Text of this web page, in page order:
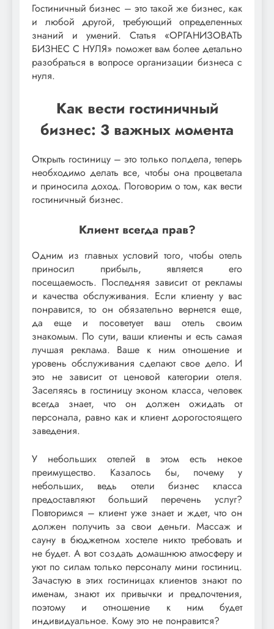
Гостиничный бизнес – это такой же бизнес, как
и любой другой, требующий определенных
знаний и умений. Статья «ОРГАНИЗОВАТЬ
БИЗНЕС С НУЛЯ» поможет вам более детально
разобраться в вопросе организации бизнеса с
нуля.
Как вести гостиничный
бизнес: 3 важных момента
Открыть гостиницу – это только полдела, теперь
необходимо делать все, чтобы она процветала
и приносила доход. Поговорим о том, как вести
гостиничный бизнес.
Клиент всегда прав?
Одним из главных условий того, чтобы отель
приносил прибыль, является его
посещаемость. Последняя зависит от рекламы
и качества обслуживания. Если клиенту у вас
понравится, то он обязательно вернется еще,
да еще и посоветует ваш отель своим
знакомым. По сути, ваши клиенты и есть самая
лучшая реклама. Ваше к ним отношение и
уровень обслуживания сделают свое дело. И
это не зависит от ценовой категории отеля.
Заселяясь в гостиницу эконом класса, человек
всегда знает, что он должен ожидать от
персонала, равно как и клиент дорогостоящего
заведения.
У небольших отелей в этом есть некое
преимущество. Казалось бы, почему у
небольших, ведь отели бизнес класса
предоставляют больший перечень услуг?
Повторимся – клиент уже знает и ждет, что он
должен получить за свои деньги. Массаж и
сауну в бюджетном хостеле никто требовать и
не будет. А вот создать домашнюю атмосферу и
уют по силам только персоналу мини гостиниц.
Зачастую в этих гостиницах клиентов знают по
именам, знают их привычки и предпочтения,
поэтому и отношение к ним будет
индивидуальное. Кому это не понравится?